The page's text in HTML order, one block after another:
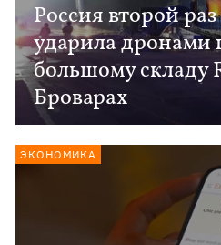
Россия второй
ударила дронами
большому складу
Броварах
ЭКОНОМИКА